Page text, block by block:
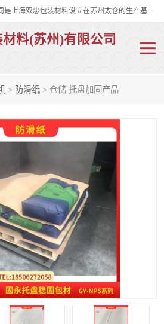
双忠包装材料（苏州）有限公司是上海双忠包装材料设立在苏州太仓的生产基地，占地约2万平米，产品主要有打孔缠绕膜，拉伸蜂窝纸，集装箱充气袋，滑托板，打包带，裹包网兜，防滑纸等箱体和托盘的运输和保护性包材。固永包材®，GooYon Pack®，是我们保护性包装材料的专属品牌。
料(苏州)有限公司
> 防滑纸 > 仓储 托盘加固产品
纤维打包带
缠绕膜
托盘裹包网兜